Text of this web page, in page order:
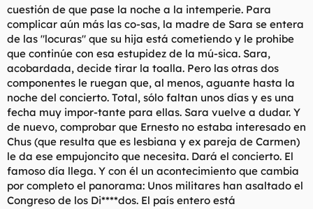
cuestión de que pase la noche a la intemperie. Para
complicar aún más las co-sas, la madre de Sara se entera
de las "locuras" que su hija está cometiendo y le prohibe
que continúe con esa estupidez de la mú-sica. Sara,
acobardada, decide tirar la toalla. Pero las otras dos
componentes le ruegan que, al menos, aguante hasta la
noche del concierto. Total, sólo faltan unos días y es una
fecha muy impor-tante para ellas. Sara vuelve a dudar. Y
de nuevo, comprobar que Ernesto no estaba interesado en
Chus (que resulta que es lesbiana y ex pareja de Carmen)
le da ese empujoncito que necesita. Dará el concierto. El
famoso día llega. Y con él un acontecimiento que cambia
por completo el panorama: Unos militares han asaltado el
Congreso de los Di****dos. El país entero está